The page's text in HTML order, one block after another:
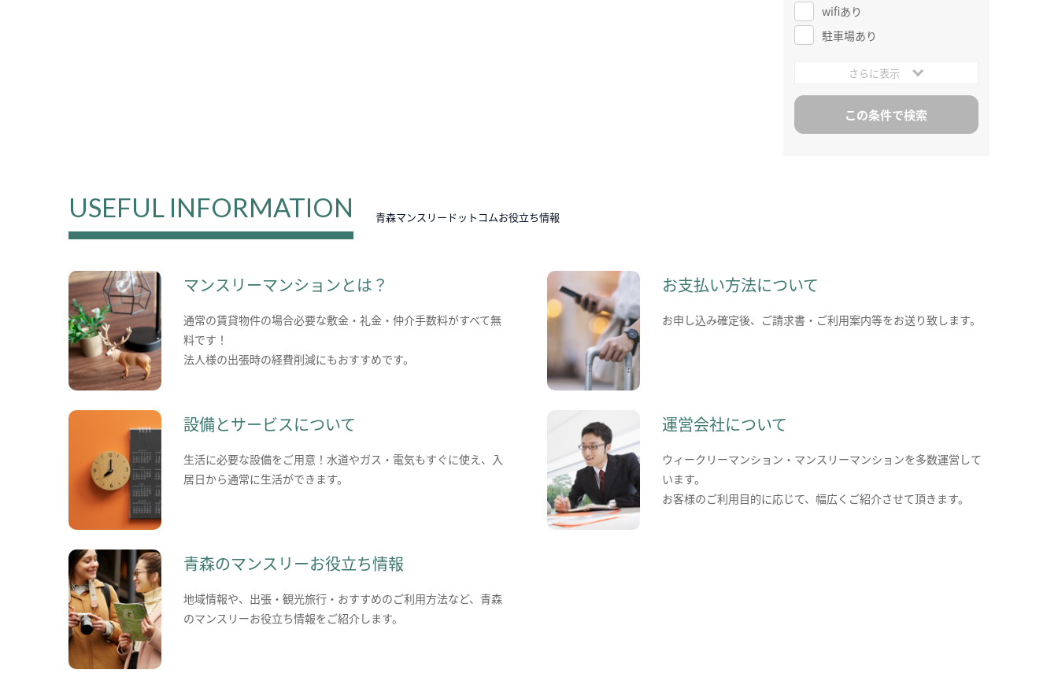
wifiあり
駐車場あり
さらに表示
USEFUL INFORMATION 青森マンスリードットコムお役立ち情報
マンスリーマンションとは？
通常の賃貸物件の場合必要な敷金・礼金・仲介手数料がすべて無
料です！
法人様の出張時の経費削減にもおすすめです。
お支払い方法について
お申し込み確定後、ご請求書・ご利用案内等をお送り致します。
設備とサービスについて
生活に必要な設備をご用意！水道やガス・電気もすぐに使え、入
居日から通常に生活ができます。
運営会社について
ウィークリーマンション・マンスリーマンションを多数運営して
います。
お客様のご利用目的に応じて、幅広くご紹介させて頂きます。
青森のマンスリーお役立ち情報
地域情報や、出張・観光旅行・おすすめのご利用方法など、青森
のマンスリーお役立ち情報をご紹介します。